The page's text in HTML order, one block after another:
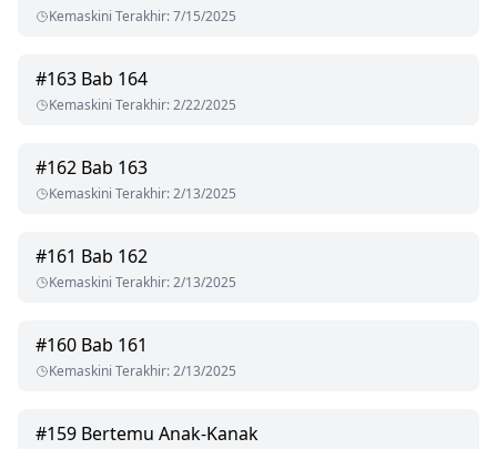
Kemaskini Terakhir:7/15/2025
#163 Bab 164
Kemaskini Terakhir:2/22/2025
#162 Bab 163
Kemaskini Terakhir:2/13/2025
#161 Bab 162
Kemaskini Terakhir:2/13/2025
#160 Bab 161
Kemaskini Terakhir:2/13/2025
#159 Bertemu Anak-Kanak